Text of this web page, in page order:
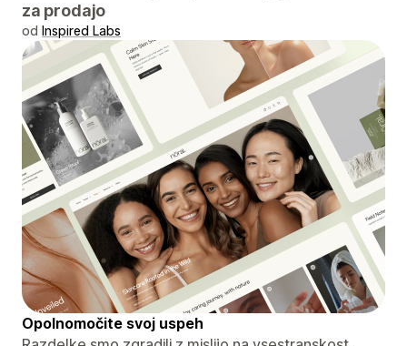
za prodajo
od Inspired Labs
Opolnomočite svoj uspeh